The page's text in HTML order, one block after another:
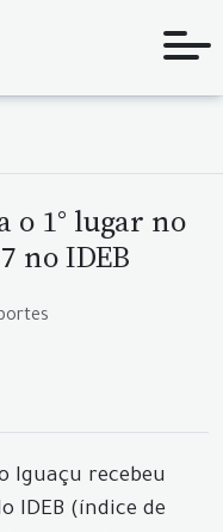
o 1° lugar no
no IDEB
Iguaçu recebeu
IDEB (índice de